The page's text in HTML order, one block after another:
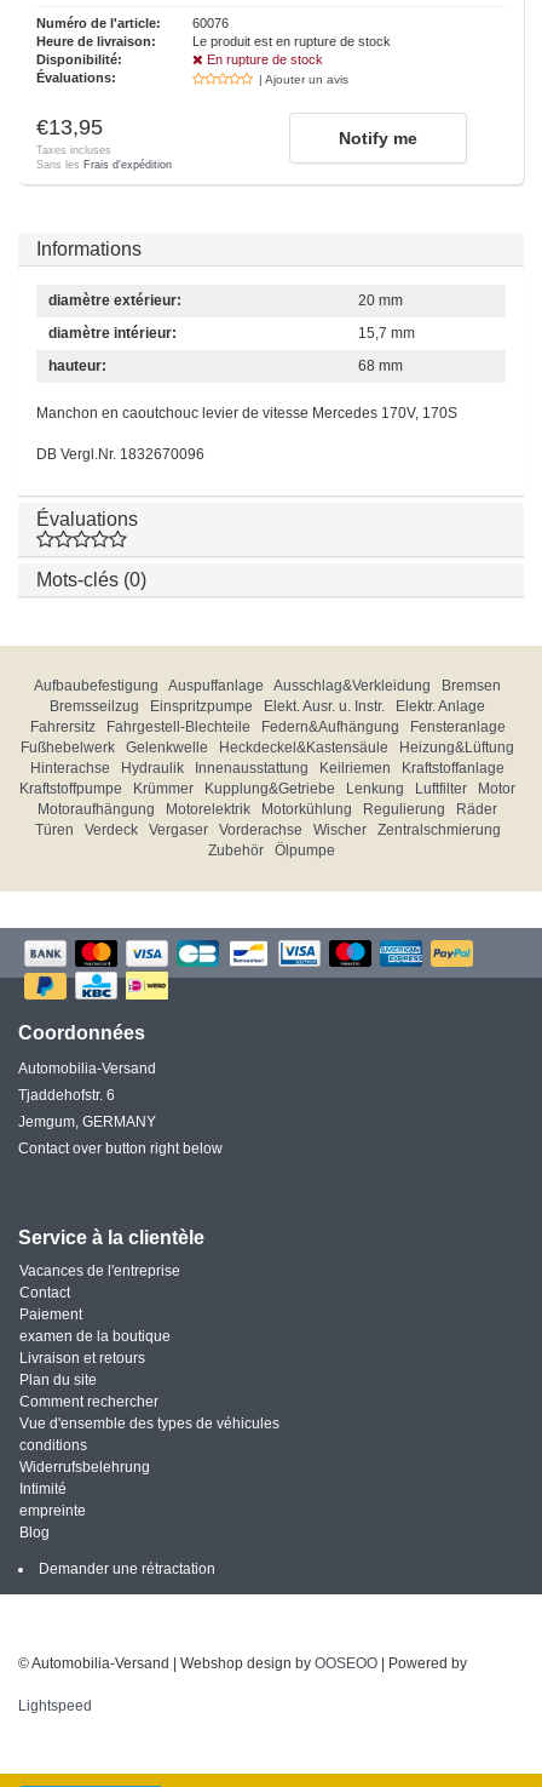
Numéro de l'article:
60076
Heure de livraison:
Le produit est en rupture de stock
Disponibilité:
En rupture de stock
Évaluations:
| Ajouter un avis
€13,95
Taxes incluses
Sans les Frais d'expédition
Notify me
Informations
diamètre extérieur:
20 mm
diamètre intérieur:
15,7 mm
hauteur:
68 mm
Manchon en caoutchouc levier de vitesse Mercedes 170V, 170S
DB Vergl.Nr. 1832670096
Évaluations
Mots-clés (0)
Aufbaubefestigung Auspuffanlage Ausschlag&Verkleidung
Bremsen
Bremsseilzug
Einspritzpumpe Elekt. Ausr. u. Instr.
Elektr. Anlage
Fahrersitz
Fahrgestell-Blechteile Federn&Aufhängung
Fensteranlage
Fußhebelwerk
Gelenkwelle Heckdeckel&Kastensäule
Heizung&Lüftung
Hinterachse
Hydraulik Innenausstattung Keilriemen
Kraftstoffanlage
Kraftstoffpumpe
Krümmer Kupplung&Getriebe Lenkung Luftfilter
Motor
Motoraufhängung
Motorelektrik Motorkühlung Regulierung
Räder
Türen
Verdeck Vergaser Vorderachse Wischer
Zentralschmierung
Zubehör
Ölpumpe
Coordonnées
Automobilia-Versand
Tjaddehofstr. 6
Jemgum, GERMANY
Contact over button right below
Service à la clientèle
Vacances de l'entreprise
Contact
Paiement
examen de la boutique
Livraison et retours
Plan du site
Comment rechercher
Vue d'ensemble des types de véhicules
conditions
Widerrufsbelehrung
Intimité
empreinte
Blog
Demander une rétractation
© Automobilia-Versand | Webshop design by OOSEOO | Powered by
Lightspeed